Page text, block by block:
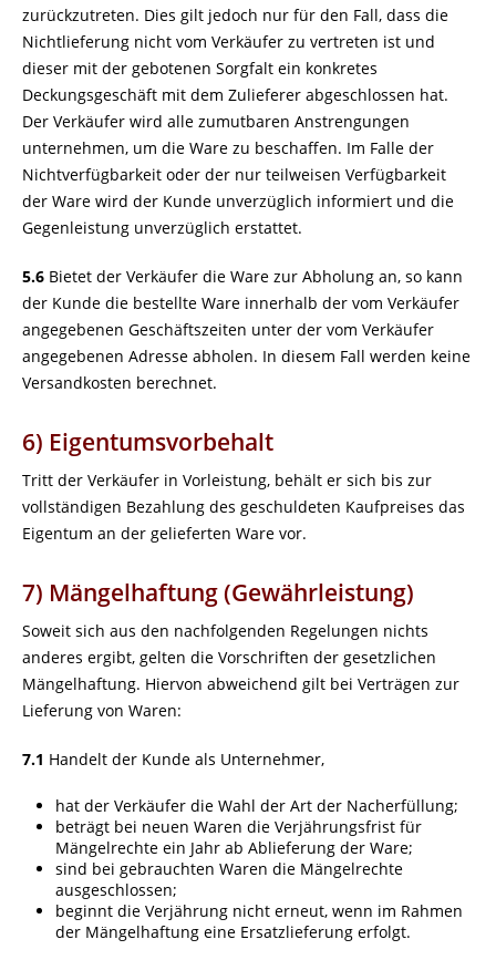
zurückzutreten. Dies gilt jedoch nur für den Fall, dass die
Nichtlieferung nicht vom Verkäufer zu vertreten ist und
dieser mit der gebotenen Sorgfalt ein konkretes
Deckungsgeschäft mit dem Zulieferer abgeschlossen hat.
Der Verkäufer wird alle zumutbaren Anstrengungen
unternehmen, um die Ware zu beschaffen. Im Falle der
Nichtverfügbarkeit oder der nur teilweisen Verfügbarkeit
der Ware wird der Kunde unverzüglich informiert und die
Gegenleistung unverzüglich erstattet.
5.6 Bietet der Verkäufer die Ware zur Abholung an, so kann
der Kunde die bestellte Ware innerhalb der vom Verkäufer
angegebenen Geschäftszeiten unter der vom Verkäufer
angegebenen Adresse abholen. In diesem Fall werden keine
Versandkosten berechnet.
6) Eigentumsvorbehalt
Tritt der Verkäufer in Vorleistung, behält er sich bis zur
vollständigen Bezahlung des geschuldeten Kaufpreises das
Eigentum an der gelieferten Ware vor.
7) Mängelhaftung (Gewährleistung)
Soweit sich aus den nachfolgenden Regelungen nichts
anderes ergibt, gelten die Vorschriften der gesetzlichen
Mängelhaftung. Hiervon abweichend gilt bei Verträgen zur
Lieferung von Waren:
7.1 Handelt der Kunde als Unternehmer,
hat der Verkäufer die Wahl der Art der Nacherfüllung;
beträgt bei neuen Waren die Verjährungsfrist für
Mängelrechte ein Jahr ab Ablieferung der Ware;
sind bei gebrauchten Waren die Mängelrechte
ausgeschlossen;
beginnt die Verjährung nicht erneut, wenn im Rahmen
der Mängelhaftung eine Ersatzlieferung erfolgt.